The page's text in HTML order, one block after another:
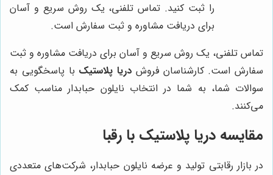
را ثبت کنید. تماس تلفنی، یک روش سریع و آسان
برای دریافت مشاوره و ثبت سفارش است.
تماس تلفنی، یک روش سریع و آسان برای دریافت مشاوره و ثبت
سفارش است. کارشناسان فروش دریا پلاستیک با پاسخگویی به
سوالات شما، به شما در انتخاب نایلون حبابدار مناسب کمک
می‌کنند.
مقایسه دریا پلاستیک با رقبا
در بازار رقابتی تولید و عرضه نایلون حبابدار، شرکت‌های متعددی